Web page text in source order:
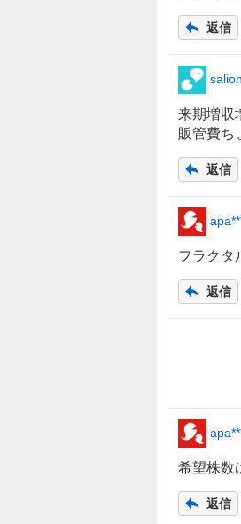
返信
salion
来期増収
販管費ち
返信
フラクタ
返信
希望株数
返信